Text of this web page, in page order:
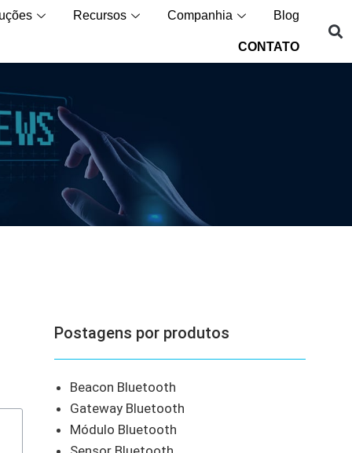
Recursos Companhia Blog
CONTATO
Postagens por produtos
Beacon Bluetooth
Gateway Bluetooth
Módulo Bluetooth